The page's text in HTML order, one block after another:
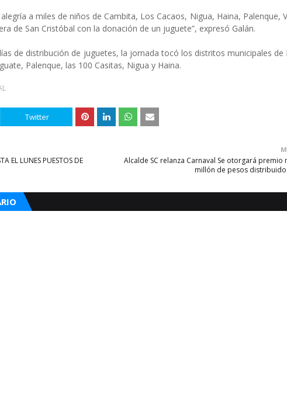
a miles de niños de Cambita, Los Cacaos, Nigua, Haina, Palenque,
de San Cristóbal con la donación de un juguete”, expresó Galán.
de distribución de juguetes, la jornada tocó los distritos municipales de
Palenque, las 100 Casitas, Nigua y Haina.
Twitter
Alcalde SC relanza Carnaval Se otorgará premio
millón de pesos
EL LUNES PUESTOS DE